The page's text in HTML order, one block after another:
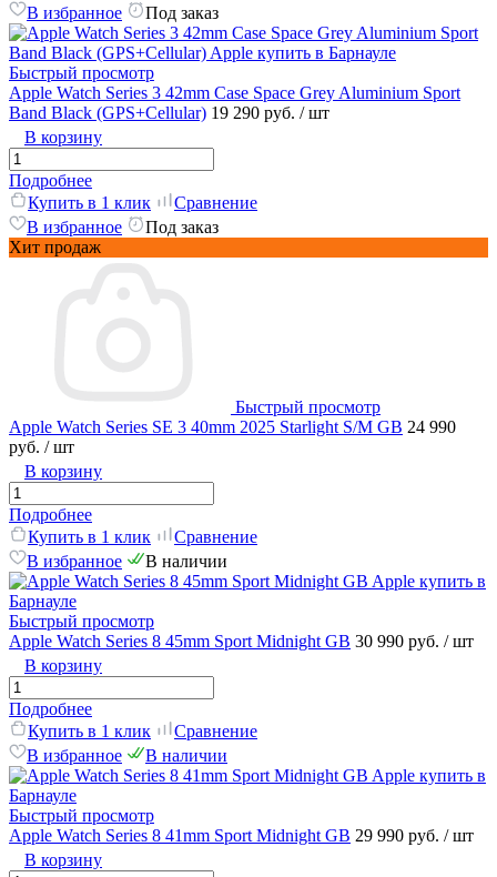
В избранное
Под заказ
Быстрый просмотр
Apple Watch Series 3 42mm Case Space Grey Aluminium Sport
Band Black (GPS+Cellular) 19 290 руб. / шт
В корзину
Подробнее
Купить в 1 клик
Сравнение
В избранное
Под заказ
Хит продаж
Быстрый просмотр
Apple Watch Series SE 3 40mm 2025 Starlight S/M GB 24 990
руб. / шт
В корзину
Подробнее
Купить в 1 клик
Сравнение
В избранное
В наличии
Быстрый просмотр
Apple Watch Series 8 45mm Sport Midnight GB 30 990 руб. / шт
В корзину
Подробнее
Купить в 1 клик
Сравнение
В избранное
В наличии
Быстрый просмотр
Apple Watch Series 8 41mm Sport Midnight GB 29 990 руб. / шт
В корзину